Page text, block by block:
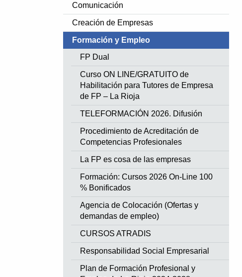
Comunicación
Creación de Empresas
Formación y Empleo
FP Dual
Curso ON LINE/GRATUITO de
Habilitación para Tutores de Empresa
de FP – La Rioja
TELEFORMACIÓN 2026. Difusión
Procedimiento de Acreditación de
Competencias Profesionales
La FP es cosa de las empresas
Formación: Cursos 2026 On-Line 100
% Bonificados
Agencia de Colocación (Ofertas y
demandas de empleo)
CURSOS ATRADIS
Responsabilidad Social Empresarial
Plan de Formación Profesional y